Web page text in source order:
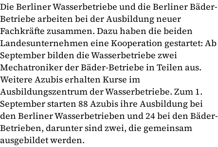
Die Berliner Wasserbetriebe und die Berliner Bäder-
Betriebe arbeiten bei der Ausbildung neuer
Fachkräfte zusammen. Dazu haben die beiden
Landesunternehmen eine Kooperation gestartet: Ab
September bilden die Wasserbetriebe zwei
Mechatroniker der Bäder-Betriebe in Teilen aus.
Weitere Azubis erhalten Kurse im
Ausbildungszentrum der Wasserbetriebe. Zum 1.
September starten 88 Azubis ihre Ausbildung bei
den Berliner Wasserbetrieben und 24 bei den Bäder-
Betrieben, darunter sind zwei, die gemeinsam
ausgebildet werden.